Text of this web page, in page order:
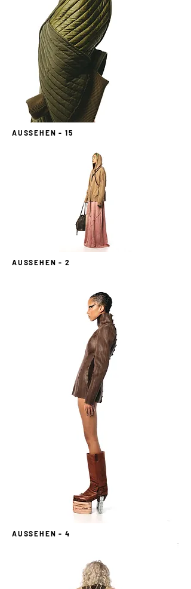
AUSSEHEN - 15
AUSSEHEN - 2
AUSSEHEN - 4